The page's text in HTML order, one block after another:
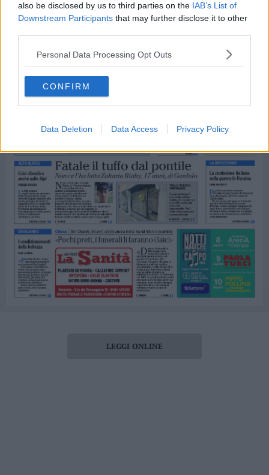
also be disclosed by us to third parties on the IAB’s List of
Downstream Participants that may further disclose it to other
Personal Data Processing Opt Outs
CONFIRM
Data Deletion Data Access Privacy Policy
LEGGI ONLINE